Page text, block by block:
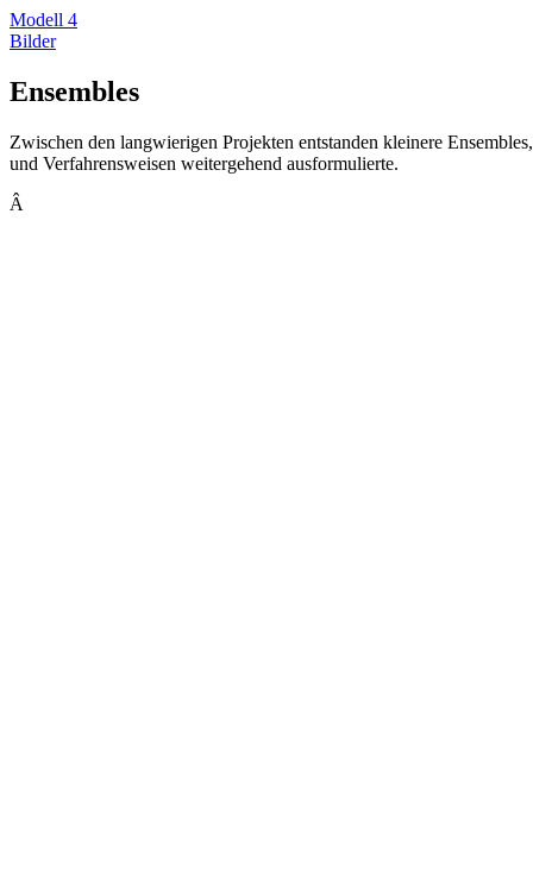
Modell 4
Bilder
Ensembles
Zwischen den langwierigen Projekten entstanden kleinere
und Verfahrensweisen weitergehend ausformulierte.
Â